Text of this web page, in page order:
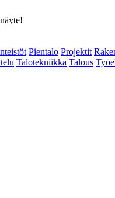
Pientalo Projektit
Talotekniikka Talous